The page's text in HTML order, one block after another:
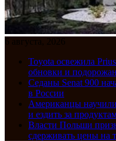
6 августа, 2026
Toyota освежила
обновки и
Седаны Senat 900
в России
Американцы
и ездить за
Власти Польши
сдерживать цены на